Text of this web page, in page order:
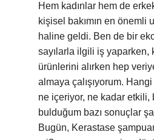
Hem kadınlar hem de
kişisel bakımın en önemli
haline geldi. Ben de bir
sayılarla ilgili iş yaparken,
ürünlerini alırken hep
almaya çalışıyorum.
ne içeriyor, ne kadar etkili,
bulduğum bazı sonuçlar
Bugün, Kerastase